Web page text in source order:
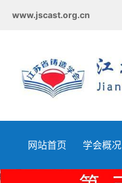
www.jscast.org.cn
网站首页 学会概况